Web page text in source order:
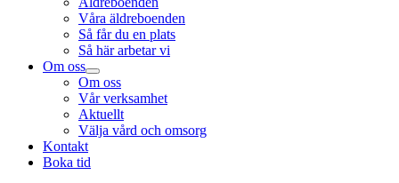
Våra äldreboenden
Så får du en plats
Så här arbetar vi
Om oss
Om oss
Vår verksamhet
Aktuellt
Välja vård och omsorg
Kontakt
Boka tid